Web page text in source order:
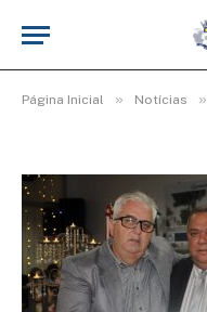
Página Inicial » Notícias »
Img25_600x400